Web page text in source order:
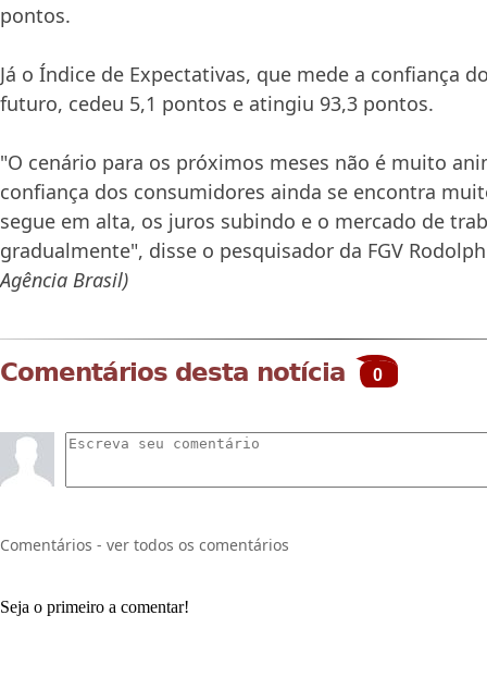
pontos.
Já o Índice de Expectativas, que mede a confiança
futuro, cedeu 5,1 pontos e atingiu 93,3 pontos.
"O cenário para os próximos meses não é muito
confiança dos consumidores ainda se encontra
segue em alta, os juros subindo e o mercado de
gradualmente", disse o pesquisador da FGV
Agência Brasil)
Comentários desta notícia 0
Comentários - ver todos os comentários
Seja o primeiro a comentar!